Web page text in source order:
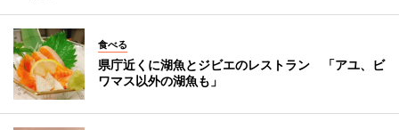
食べる
県庁近くに湖魚とジビエのレストラン 「アユ、ビ
ワマス以外の湖魚も」